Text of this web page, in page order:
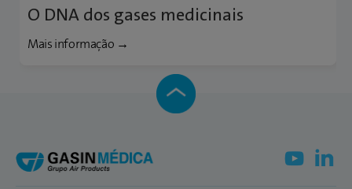
O DNA dos gases medicinais
Mais informação →